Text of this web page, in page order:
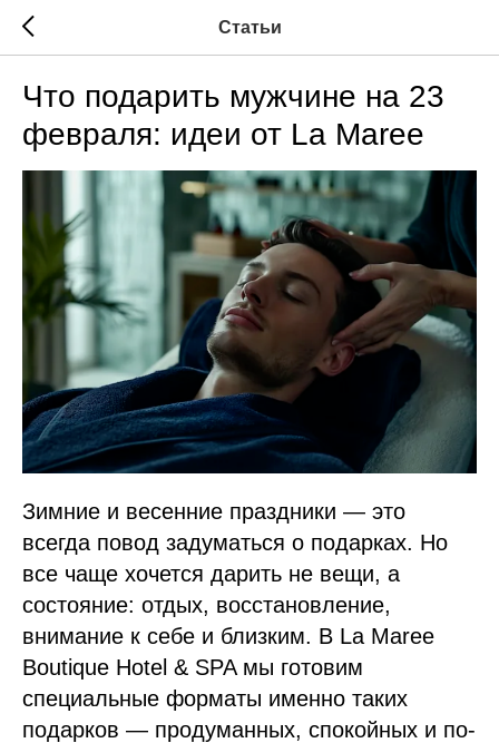
Статьи
Что подарить мужчине на 23
февраля: идеи от La Maree
Зимние и весенние праздники — это
всегда повод задуматься о подарках. Но
все чаще хочется дарить не вещи, а
состояние: отдых, восстановление,
внимание к себе и близким. В La Maree
Boutique Hotel & SPA мы готовим
специальные форматы именно таких
подарков — продуманных, спокойных и по-